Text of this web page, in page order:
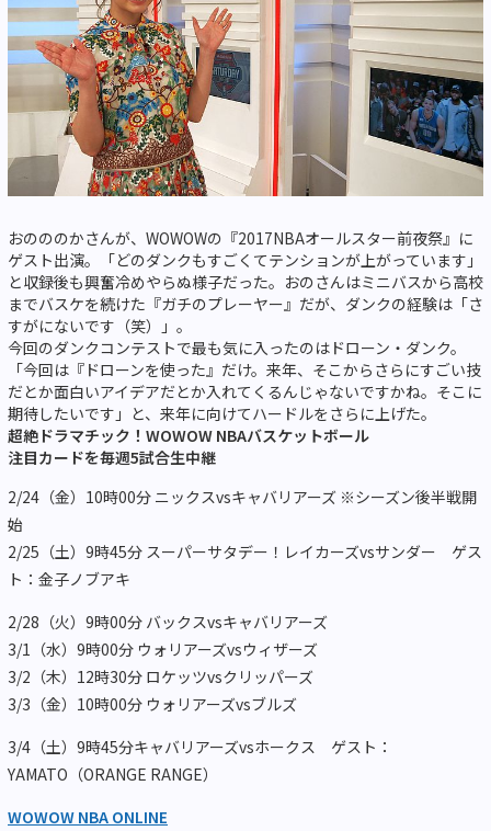
おのののかさんが、WOWOWの『2017NBAオールスター前夜祭』に
ゲスト出演。「どのダンクもすごくてテンションが上がっています」
と収録後も興奮冷めやらぬ様子だった。おのさんはミニバスから高校
までバスケを続けた『ガチのプレーヤー』だが、ダンクの経験は「さ
すがにないです（笑）」。
今回のダンクコンテストで最も気に入ったのはドローン・ダンク。
「今回は『ドローンを使った』だけ。来年、そこからさらにすごい技
だとか面白いアイデアだとか入れてくるんじゃないですかね。そこに
期待したいです」と、来年に向けてハードルをさらに上げた。
超絶ドラマチック！WOWOW NBAバスケットボール
注目カードを毎週5試合生中継
2/24（金）10時00分 ニックスvsキャバリアーズ ※シーズン後半戦開
始
2/25（土）9時45分 スーパーサタデー！レイカーズvsサンダー ゲス
ト：金子ノブアキ
2/28（火）9時00分 バックスvsキャバリアーズ
3/1（水）9時00分 ウォリアーズvsウィザーズ
3/2（木）12時30分 ロケッツvsクリッパーズ
3/3（金）10時00分 ウォリアーズvsブルズ
3/4（土）9時45分キャバリアーズvsホークス ゲスト：
YAMATO（ORANGE RANGE）
WOWOW NBA ONLINE